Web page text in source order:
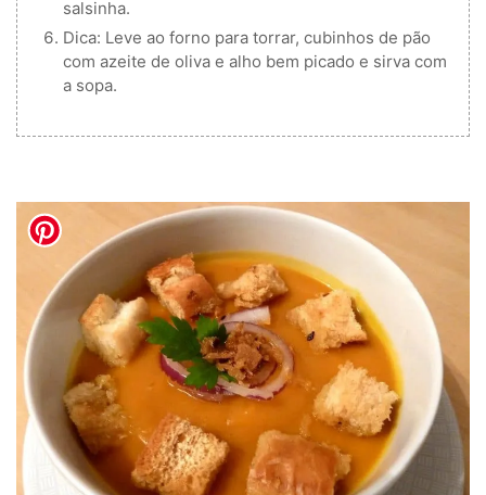
salsinha.
Dica: Leve ao forno para torrar, cubinhos de pão
com azeite de oliva e alho bem picado e sirva com
a sopa.